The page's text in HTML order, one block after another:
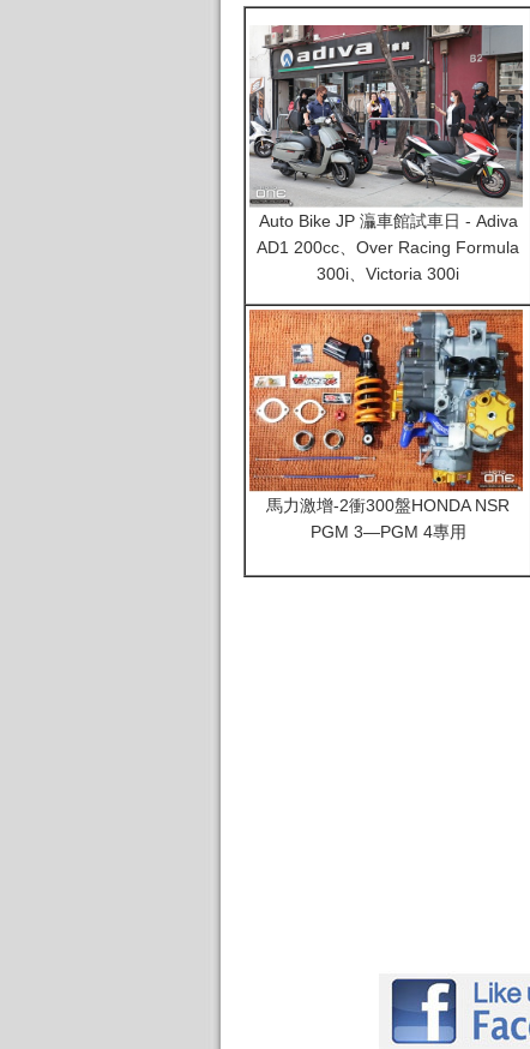
Auto Bike JP 灜車館試車日 - Adiva
AD1 200cc、Over Racing Formula
300i、Victoria 300i
馬力激增-2衝300盤HONDA NSR
PGM 3—PGM 4專用